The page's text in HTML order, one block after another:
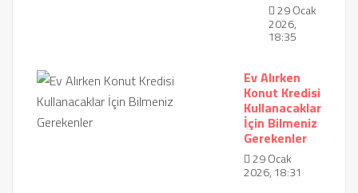
29 Ocak
2026,
18:35
Ev Alırken
Konut Kredisi
Kullanacaklar
İçin Bilmeniz
Gerekenler
29 Ocak
2026, 18:31